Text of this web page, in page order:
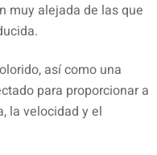
muy alejada de las que
así como una
para proporcionar a
la velocidad y el